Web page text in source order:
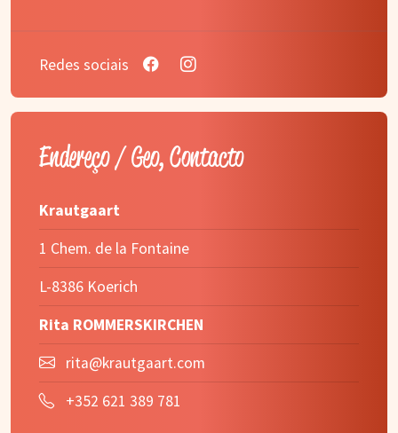
Redes sociais
Endereço / Geo, Contacto
Krautgaart
1 Chem. de la Fontaine
L-8386 Koerich
Rita ROMMERSKIRCHEN
rita@krautgaart.com
+352 621 389 781